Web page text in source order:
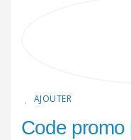
AJOUTER
Code promo